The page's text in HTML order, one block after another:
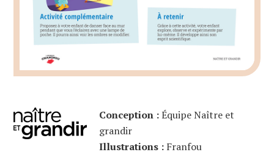
Conception :Équipe Naître et
grandir
Illustrations : Franfou